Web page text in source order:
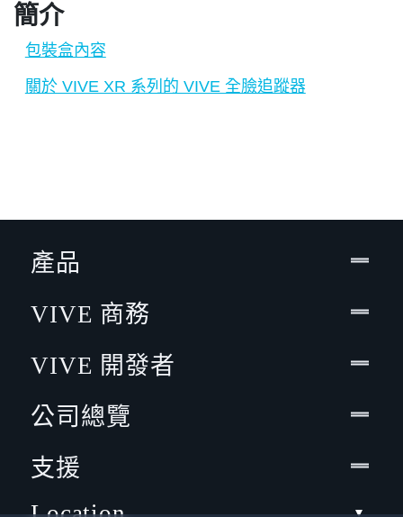
簡介
包裝盒內容
關於 VIVE XR 系列的 VIVE 全臉追蹤器
產品
VIVE 商務
VIVE 開發者
公司總覽
支援